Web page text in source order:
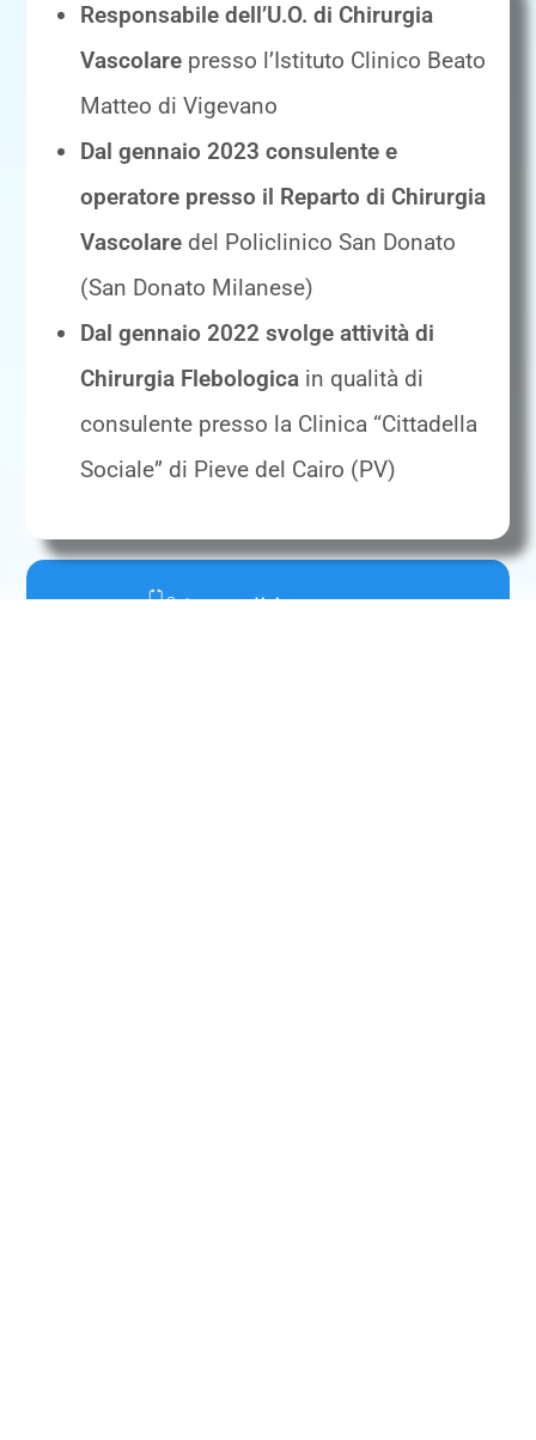
Area di interesse
Responsabile dell’U.O. di Chirurgia
Vascolare presso l’Istituto Clinico Beato
Matteo di Vigevano
Dal gennaio 2023 consulente e
operatore presso il Reparto di Chirurgia
Vascolare del Policlinico San Donato
(San Donato Milanese)
Dal gennaio 2022 svolge attività di
Chirurgia Flebologica in qualità di
consulente presso la Clinica “Cittadella
Sociale” di Pieve del Cairo (PV)